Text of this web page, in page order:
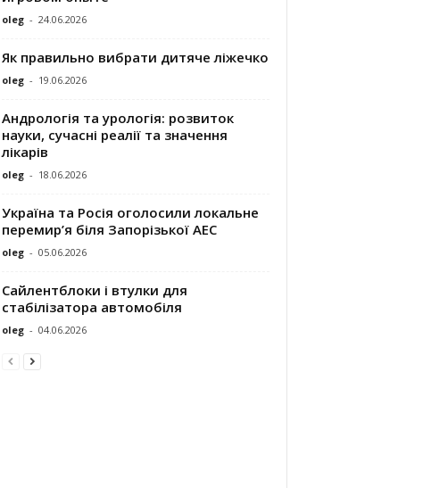
oleg - 24.06.2026
Як правильно вибрати дитяче ліжечко
oleg - 19.06.2026
Андрологія та урологія: розвиток
науки, сучасні реалії та значення
лікарів
oleg - 18.06.2026
Україна та Росія оголосили локальне
перемир’я біля Запорізької АЕС
oleg - 05.06.2026
Сайлентблоки і втулки для
стабілізатора автомобіля
oleg - 04.06.2026